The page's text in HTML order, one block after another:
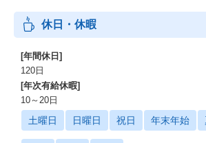
休日・休暇
[年間休日]
120日
[年次有給休暇]
10～20日
土曜日 日曜日 祝日 年末年始